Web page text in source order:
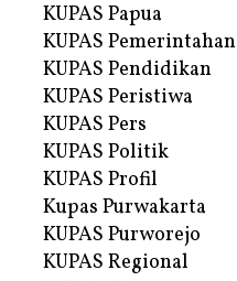
KUPAS Papua
KUPAS Pemerintahan
KUPAS Pendidikan
KUPAS Peristiwa
KUPAS Pers
KUPAS Politik
KUPAS Profil
Kupas Purwakarta
KUPAS Purworejo
KUPAS Regional